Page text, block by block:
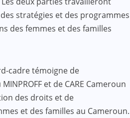
stratégies et des programmes
des femmes et des familles
cadre témoigne de
et de CARE Cameroun
des droits et de
et des familles au Cameroun.